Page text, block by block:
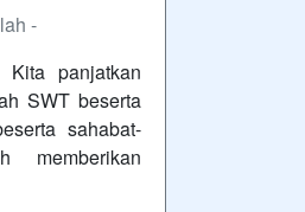
-
Kita panjatkan
SWT beserta
sahabat-
memberikan